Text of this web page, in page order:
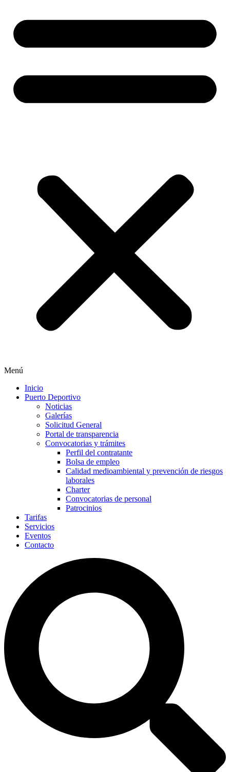
Menú
Inicio
Puerto Deportivo
Noticias
Galerías
Solicitud General
Portal de transparencia
Convocatorias y trámites
Perfil del contratante
Bolsa de empleo
Calidad medioambiental y prevención de riesgos
laborales
Charter
Convocatorias de personal
Patrocinios
Tarifas
Servicios
Eventos
Contacto